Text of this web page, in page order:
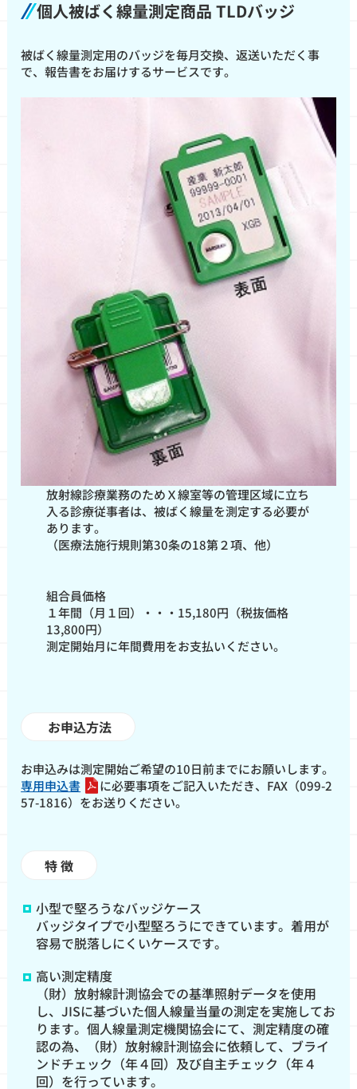
個人被ばく線量測定商品TLDバッジ
被ばく線量測定用のバッジを毎月交換、返送いただく事
で、報告書をお届けするサービスです。
放射線診療業務のためＸ線室等の管理区域に立ち
入る診療従事者は、被ばく線量を測定する必要が
あります。
（医療法施行規則第30条の18第２項、他）
組合員価格
１年間（月１回）・・・15,180円（税抜価格
13,800円）
測定開始月に年間費用をお支払いください。
お申込方法
お申込みは測定開始ご希望の10日前までにお願いします。
専用申込書
に必要事項をご記入いただき、FAX（099-2
57-1816）をお送りください。
特 徴
小型で堅ろうなバッジケース
バッジタイプで小型堅ろうにできています。着用が
容易で脱落しにくいケースです。
高い測定精度
（財）放射線計測協会での基準照射データを使用
し、JISに基づいた個人線量当量の測定を実施してお
ります。個人線量測定機関協会にて、測定精度の確
認の為、（財）放射線計測協会に依頼して、ブライ
ンドチェック（年４回）及び自主チェック（年４
回）を行っています。